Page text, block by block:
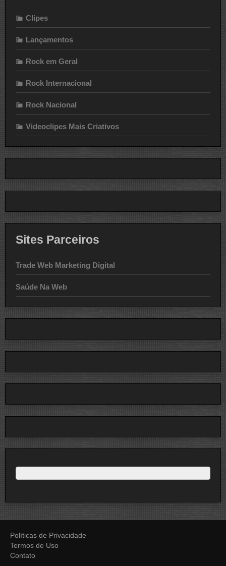
Clipes
Lançamentos
Rock em Geral
Rock Internacional
Rock Nacional
Videoclipes Mais Criativos
Sites Parceiros
Trade Web Marketing Digital
Saúde Na Web
Políticas de Privacidade
Termos de Uso
Contato